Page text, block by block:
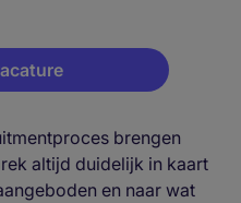
brengen
altijd duidelijk in kaart
en naar wat